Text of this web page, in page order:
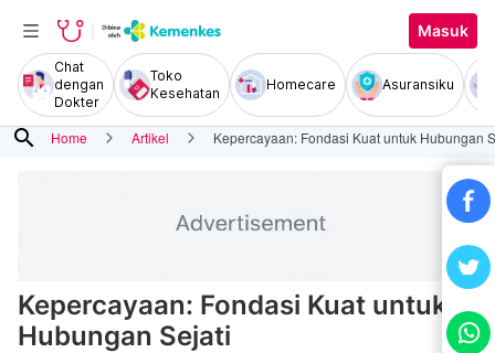
Masuk
Chat
dengan
Dokter
Toko
Kesehatan
Homecare Asuransiku
search Home Artikel Kepercayaan: Fondasi Kuat untuk Hubungan
Kepercayaan: Fondasi Kuat untuk
Hubungan Sejati